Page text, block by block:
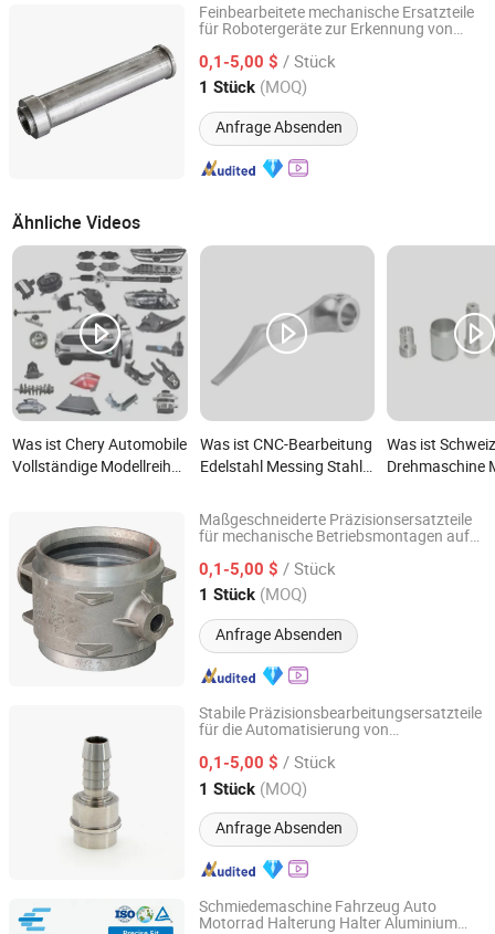
Feinbearbeitete mechanische Ersatzteile
für Robotergeräte zur Erkennung von
0,1-5,00 $ / Stück
1 Stück (MOQ)
Anfrage Absenden
Qingdao Kaijiadi Machinery Technology Co., Ltd.
Shandong, China Seit 2026
Ähnliche Videos
Was ist Chery Automobile
Vollständige Modellreihe
Autoersatzteile
Was ist CNC-Bearbeitung
Edelstahl Messing Stahl
Motor Ersatz Präzision
Was ist
Drehmaschine
Maßgeschneiderte Präzisionsersatzteile
für mechanische Betriebsmontagen auf
0,1-5,00 $ / Stück
1 Stück (MOQ)
Anfrage Absenden
Qingdao Kaijiadi Machinery Technology Co., Ltd.
Shandong, China Seit 2026
Stabile Präzisionsbearbeitungsersatzteile
für die Automatisierung von
Sonderangebot
0,1-5,00 $ / Stück
1 Stück (MOQ)
Anfrage Absenden
Qingdao Kaijiadi Machinery Technology Co., Ltd.
Shandong, China Seit 2026
Schmiedemaschine Fahrzeug Auto
Motorrad Halterung Halter Aluminium